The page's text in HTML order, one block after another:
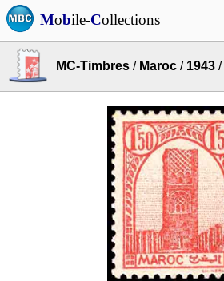
Mobile-Collections
MC-Timbres / Maroc / 1943 /